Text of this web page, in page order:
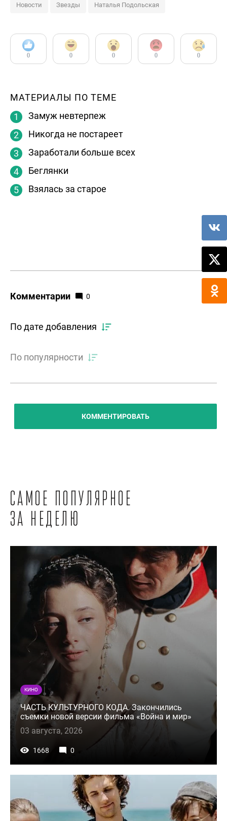
Новости Звезды Наталья Подольская
0 0 0 0 0
МАТЕРИАЛЫ ПО ТЕМЕ
Замуж невтерпеж
Никогда не постареет
Заработали больше всех
Беглянки
Взялась за старое
Комментарии 0
По дате добавления
По популярности
КОММЕНТИРОВАТЬ
Самое популярное
за неделю
КИНО
ЧАСТЬ КУЛЬТУРНОГО КОДА. Закончились
съемки новой версии фильма «Война и мир»
03 августа, 2026
1668 0